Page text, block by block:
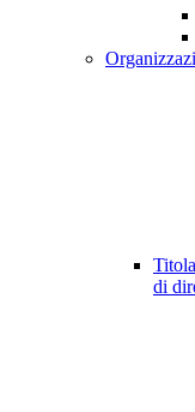
di